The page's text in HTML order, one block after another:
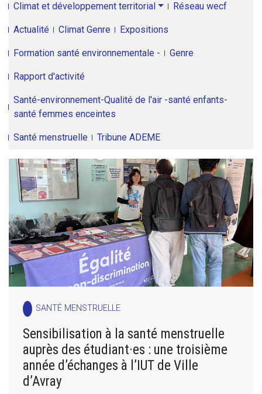
Climat et développement territorial Réseau wecf
Actualité Climat Genre Expositions
Formation santé environnementale - Genre
Rapport d'activité
Santé-environnement-Qualité de l'air -santé enfants-
santé femmes enceintes
Santé menstruelle Tribune ADEME
SANTÉ MENSTRUELLE
Sensibilisation à la santé menstruelle
auprès des étudiant·es : une troisième
année d’échanges à l’IUT de Ville
d’Avray